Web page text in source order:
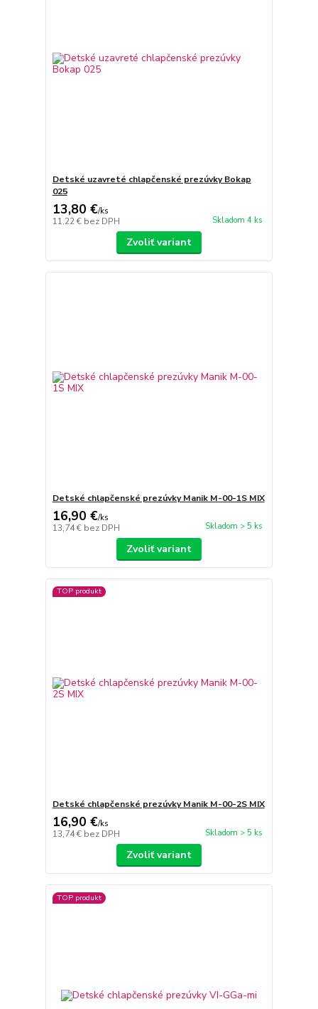
Detské uzavreté chlapčenské prezúvky Bokap
025
13,80 €/ks
11,22 € bez DPH Skladom 4 ks
Zvoliť variant
Detské chlapčenské prezúvky Manik M-00-1S MIX
16,90 €/ks
13,74 € bez DPH Skladom > 5 ks
Zvoliť variant
TOP produkt
Detské chlapčenské prezúvky Manik M-00-2S MIX
16,90 €/ks
13,74 € bez DPH Skladom > 5 ks
Zvoliť variant
TOP produkt